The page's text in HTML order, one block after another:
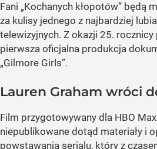
Fani „Kochanych kłopotów” będą
za kulisy jednego z najbardziej
telewizyjnych. Z okazji 25.
pierwsza oficjalna produkcja
„Gilmore Girls”.
Lauren Graham wróci
Film przygotowywany dla HBO
niepublikowane dotąd materiały i
powstawania serialu, który z